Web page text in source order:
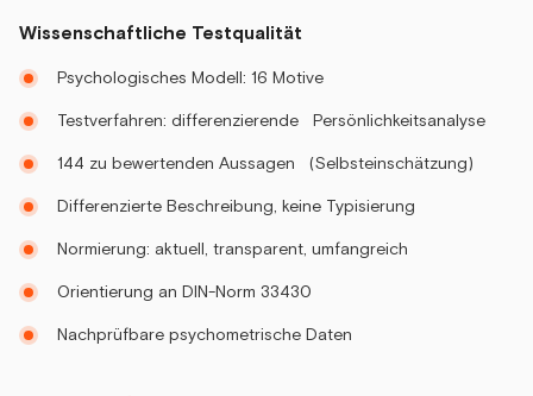
Wissenschaftliche Testqualität
Psychologisches Modell: 16 Motive
Testverfahren: differenzierende Persönlichkeitsanalyse
144 zu bewertenden Aussagen (Selbsteinschätzung)
Differenzierte Beschreibung, keine Typisierung
Normierung: aktuell, transparent, umfangreich
Orientierung an DIN-Norm 33430
Nachprüfbare psychometrische Daten